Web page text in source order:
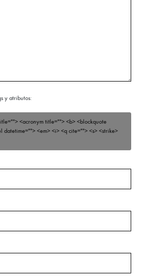
y atributos:
<acronym title=""> <b> <blockquote
datetime=""> <em> <i> <q cite=""> <s> <strike>